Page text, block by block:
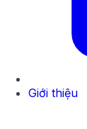
Giới thiệu